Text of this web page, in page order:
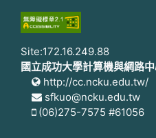
Site:172.16.249.88
國立成功大學計算機與網路
http://cc.ncku.edu.tw/
sfkuo@ncku.edu.tw
(06)275-7575 #61056